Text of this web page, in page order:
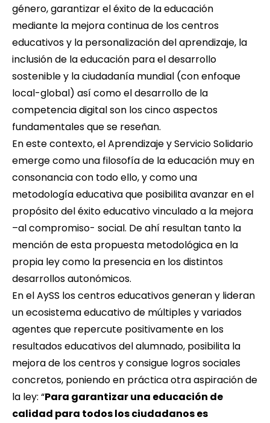
género, garantizar el éxito de la educación
mediante la mejora continua de los centros
educativos y la personalización del aprendizaje, la
inclusión de la educación para el desarrollo
sostenible y la ciudadanía mundial (con enfoque
local-global) así como el desarrollo de la
competencia digital son los cinco aspectos
fundamentales que se reseñan.
En este contexto, el Aprendizaje y Servicio Solidario
emerge como una filosofía de la educación muy en
consonancia con todo ello, y como una
metodología educativa que posibilita avanzar en el
propósito del éxito educativo vinculado a la mejora
–al compromiso- social. De ahí resultan tanto la
mención de esta propuesta metodológica en la
propia ley como la presencia en los distintos
desarrollos autonómicos.
En el AySS los centros educativos generan y lideran
un ecosistema educativo de múltiples y variados
agentes que repercute positivamente en los
resultados educativos del alumnado, posibilita la
mejora de los centros y consigue logros sociales
concretos, poniendo en práctica otra aspiración de
la ley: “Para garantizar una educación de
calidad para todos los ciudadanos es